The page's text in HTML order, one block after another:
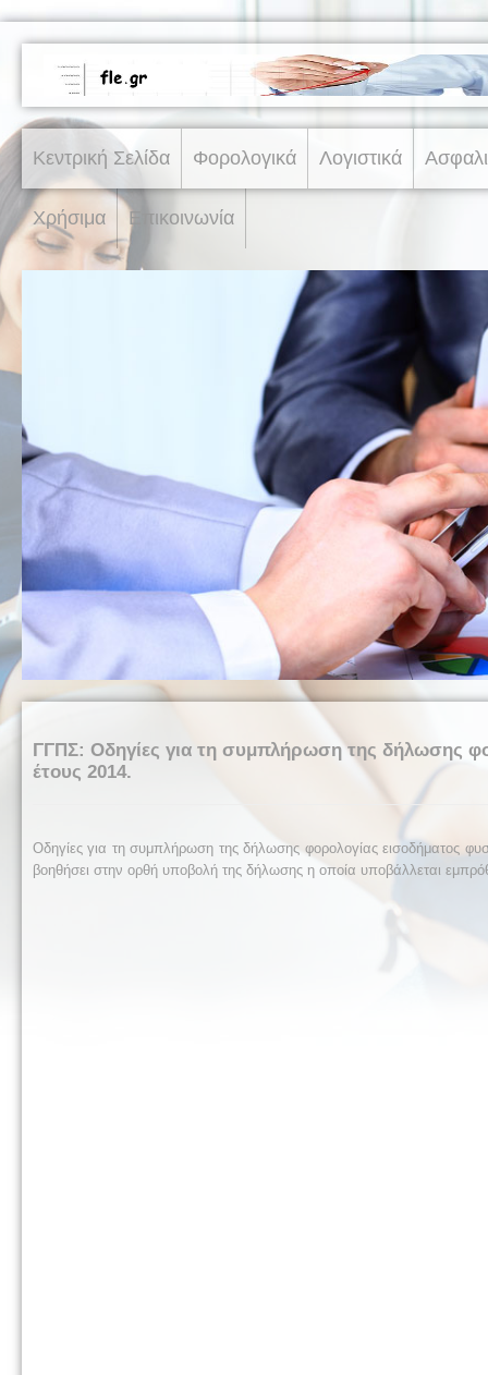
Κεντρική Σελίδα Φορολογικά Λογιστικά
Χρήσιμα Επικοινωνία
ΓΓΠΣ: Οδηγίες για τη συμπλήρωση της δήλωσης
έτους 2014.
Οδηγίες για τη συμπλήρωση της δήλωσης φορολογίας εισοδήματος
βοηθήσει στην ορθή υποβολή της δήλωσης η οποία υποβάλλεται